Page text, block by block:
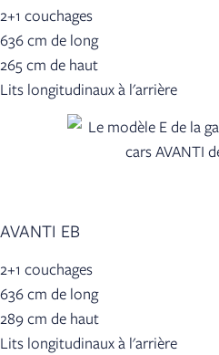
2+1 couchages
636 cm de long
265 cm de haut
Lits longitudinaux à l'arrière
AVANTI EB
2+1 couchages
636 cm de long
289 cm de haut
Lits longitudinaux à l'arrière